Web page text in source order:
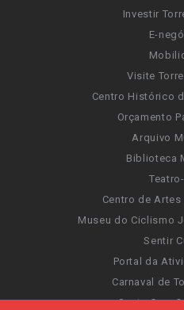
Investir
E-
Visite
Centro Histórico
Orçamento
Arquivo
Biblioteca
Centro de
Museu do Ciclismo
Sentir
Portal da
Carnaval de
Santa Cruz